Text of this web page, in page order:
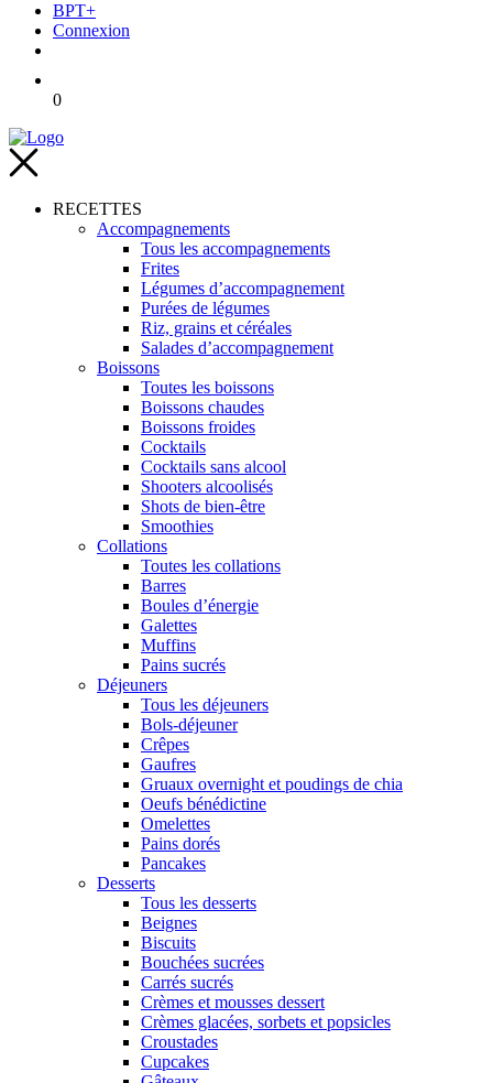
BPT+
Connexion
0
RECETTES
Accompagnements
Tous les accompagnements
Frites
Légumes d’accompagnement
Purées de légumes
Riz, grains et céréales
Salades d’accompagnement
Boissons
Toutes les boissons
Boissons chaudes
Boissons froides
Cocktails
Cocktails sans alcool
Shooters alcoolisés
Shots de bien-être
Smoothies
Collations
Toutes les collations
Barres
Boules d’énergie
Galettes
Muffins
Pains sucrés
Déjeuners
Tous les déjeuners
Bols-déjeuner
Crêpes
Gaufres
Gruaux overnight et poudings de chia
Oeufs bénédictine
Omelettes
Pains dorés
Pancakes
Desserts
Tous les desserts
Beignes
Biscuits
Bouchées sucrées
Carrés sucrés
Crèmes et mousses dessert
Crèmes glacées, sorbets et popsicles
Croustades
Cupcakes